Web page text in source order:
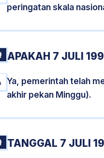
peringatan skala
APAKAH 7 JULI
Ya, pemerintah telah
akhir pekan Minggu).
TANGGAL 7 JULI